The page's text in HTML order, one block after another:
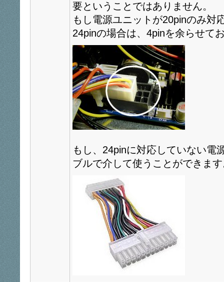
要ということではありません。
もし電源ユニットが20pinのみ対
24pinの場合は、4pinを余らせて
もし、24pinに対応していない電
ブルで介して使うことができま